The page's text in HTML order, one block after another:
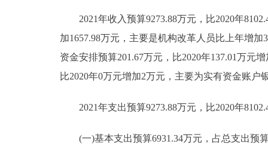
2021年收入预算9273.88万元，比2020年
加1657.98万元，主要是机构改革人员比上年增
资金安排预算201.67万元，比2020年137.01万元
比2020年0万元增加2万元，主要为实有资金账户
2021年支出预算9273.88万元，比2020年
(一)基本支出预算6931.34万元，占总支出预算